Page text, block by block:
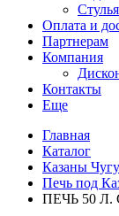
Стулья
Оплата и
Партнерам
Компания
Контакты
Еще
Главная
Каталог
Казаны
Печь под
ПЕЧЬ 50